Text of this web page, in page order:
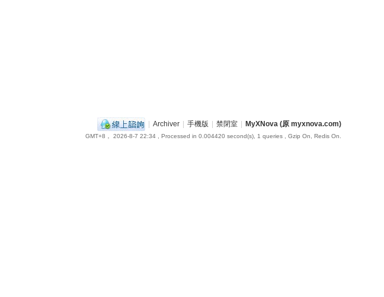
| Archiver | 手機版 | 禁閉室 | MyXNova (原 myxnova.com)
GMT+8， 2026-8-7 22:34 , Processed in 0.004420 second(s), 1 queries , Gzip On, Redis On.